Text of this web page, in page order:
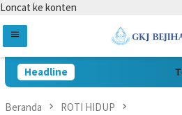
Loncat ke konten
Headline
Beranda ROTI HIDUP